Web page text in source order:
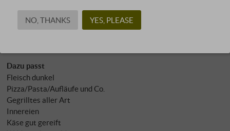
Charakter
Dazu passt
Fleisch dunkel
Pizza/Pasta/Aufläufe und Co.
Gegrilltes aller Art
Innereien
Käse gut gereift
NO, THANKS YES, PLEASE